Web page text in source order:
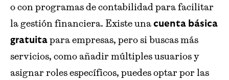
o con programas de contabilidad para facilitar
la gestión financiera. Existe una cuenta básica
gratuita para empresas, pero si buscas más
servicios, como añadir múltiples usuarios y
asignar roles específicos, puedes optar por las